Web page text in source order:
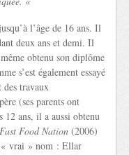
l’âge de 16 ans. Il
deux ans et demi. Il
obtenu son diplôme
s’est également essayé
travaux
(ses parents ont
12 ans, il a aussi obtenu
Fast Food Nation (2006)
vrai » nom : Ellar